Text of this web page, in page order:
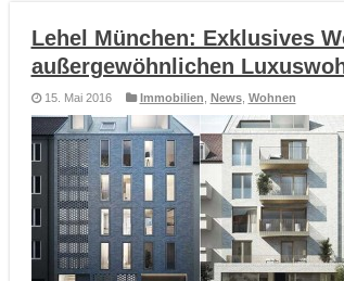
Lehel München: Exklusives
außergewöhnlichen
15. Mai 2016 Immobilien News, Wohnen